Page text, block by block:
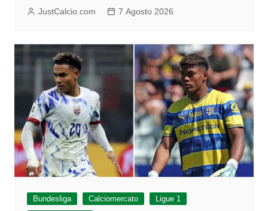
JustCalcio.com 7 Agosto 2026
Bundesliga Calciomercato
Ligue 1